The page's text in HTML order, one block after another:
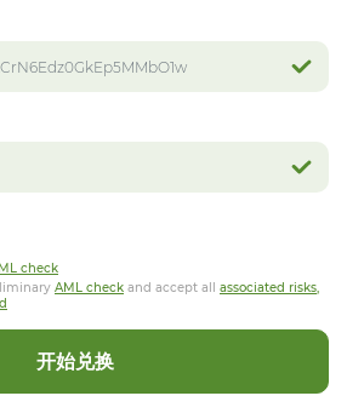
check
AML check and accept all associated risks,
开始兑换